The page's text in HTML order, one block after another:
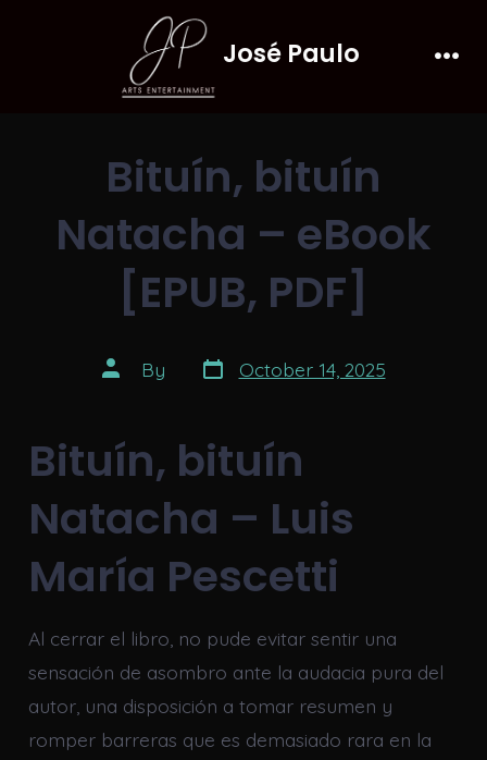
José Paulo
Bituín, bituín
Natacha – eBook
[EPUB, PDF]
Post
author
By Post
date
October 14, 2025
Bituín, bituín
Natacha – Luis
María Pescetti
Al cerrar el libro, no pude evitar sentir una
sensación de asombro ante la audacia pura del
autor, una disposición a tomar resumen y
romper barreras que es demasiado rara en la